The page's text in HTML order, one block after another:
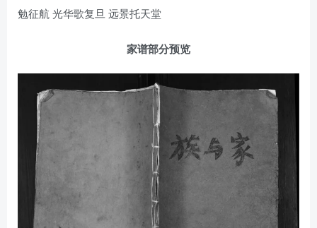
勉征航 光华歌复旦 远景托天堂
家谱部分预览